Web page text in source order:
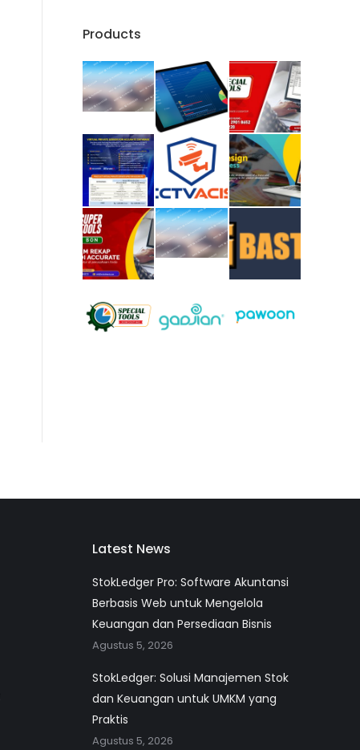
Products
Latest News
StokLedger Pro: Software Akuntansi
Berbasis Web untuk Mengelola
Keuangan dan Persediaan Bisnis
Agustus 5, 2026
StokLedger: Solusi Manajemen Stok
dan Keuangan untuk UMKM yang
Praktis
Agustus 5, 2026